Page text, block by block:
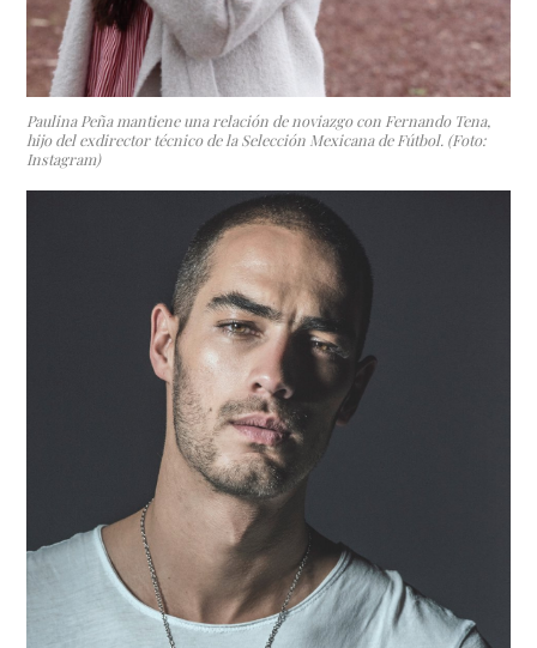
Paulina Peña mantiene una relación de noviazgo con Fernando Tena,
hijo del exdirector técnico de la Selección Mexicana de Fútbol. (Foto:
Instagram)